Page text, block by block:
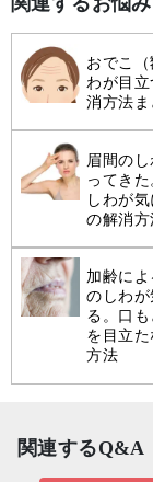
おでこ（
わが目
消方法ま
眉間の
ってき
しわが
の解消方
加齢によ
のしわが
る。口
を目立
方法
関連するQ&A